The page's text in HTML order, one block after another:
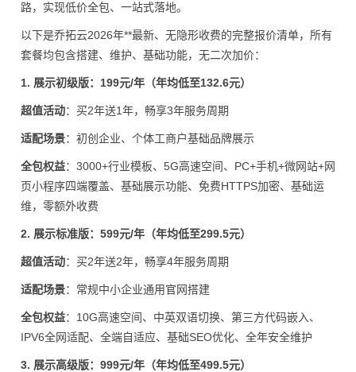
路，实现低价全包、一站式落地。
以下是乔拓云2026年**最新、无隐形收费的完整报价清单，所有
套餐均包含搭建、维护、基础功能，无二次加价：
1. 展示初级版：199元/年（年均低至132.6元）
超值活动：买2年送1年，畅享3年服务周期
适配场景：初创企业、个体工商户基础品牌展示
全包权益：3000+行业模板、5G高速空间、PC+手机+微网站+网
页小程序四端覆盖、基础展示功能、免费HTTPS加密、基础运
维，零额外收费
2. 展示标准版：599元/年（年均低至299.5元）
超值活动：买2年送2年，畅享4年服务周期
适配场景：常规中小企业通用官网搭建
全包权益：10G高速空间、中英双语切换、第三方代码嵌入、
IPV6全网适配、全端自适应、基础SEO优化、全年安全维护
3. 展示高级版：999元/年（年均低至499.5元）